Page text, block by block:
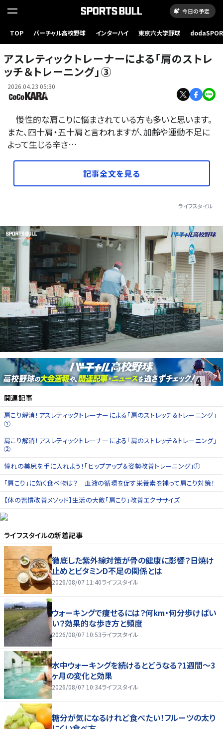
今日の予定
TOP バーチャル高校野球 インターハイ 東京六大学野球
アスレティックトレーナーによる「肩のストレ
ッチ＆トレーニング」③
2026.04.23 05:30
慢性的な肩こりに悩まされている方も多いと思います。
また、四十肩・五十肩と言われますが、加齢や運動不足に
よって生じる辛さ…
記事全文を見る
ライフスタイル
関連記事
肩こり解消！アスレティックトレーナーによる「肩のストレッチ＆トレーニング」
①
肩こり解消！アスレティックトレーナーによる「肩のストレッチ＆トレーニング」
②
憧れの美尻を手に入れよう！「ヒップアップ＆姿勢改善トレーニング」①
「肩こり」に効く食べ物は？ 血液の循環を促す栄養素を補って肩こり対策！
【体の習慣改善メソッド】生活の大敵「肩こり」改善エクササイズ
ライフスタイルの新着記事
徹底した紫外線対策が骨の健康に影響？日焼け
止めとビタミンD不足の関係とは
2026/08/07 11:40ライフスタイル
ウォーキングで痩せるには？何km・何分歩けばい
い？効果的な歩き方と頻度
2026/08/07 10:53ライフスタイル
水中ウォーキングを続けるとどうなる？1週間～3
ヶ月の変化と効果
2026/08/07 10:34ライフスタイル
糖分が気になるけれど食べたい！フルーツの太り